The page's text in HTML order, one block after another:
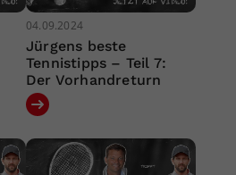
04.09.2024
Jürgens beste
Tennistipps – Teil 7:
Der Vorhandreturn